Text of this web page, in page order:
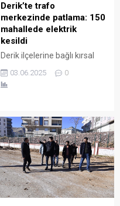
Derik’te trafo
merkezinde patlama: 150
mahallede elektrik
kesildi
Derik ilçelerine bağlı kırsal
mahalleleri besleyen
Dikmen Trafo Merkezi’nde,
kaçak elektrik kullanımı ve
meydana geldi. Kırsal ve
tarımsal enerji hattında
yaşanan aşırı ısınma
sonucunda trafo
merkezinde yangın çıktı.
Yangının etkisiyle alevler
kısa sürede çatıya sıçradı.
03.06.2025 0